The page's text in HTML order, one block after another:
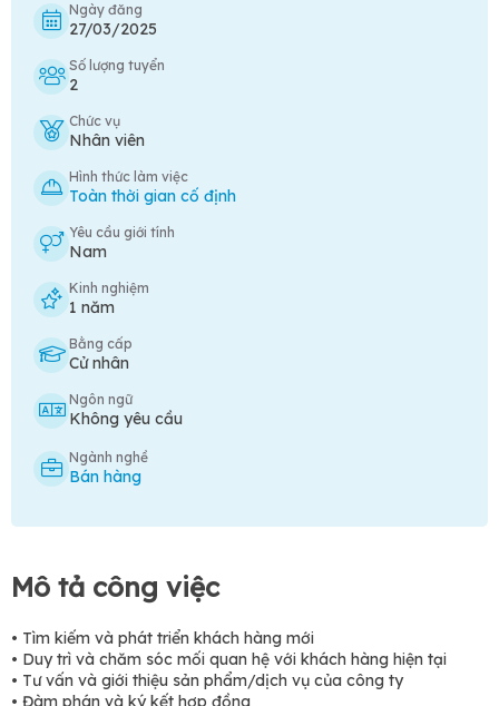
Ngày đăng
27/03/2025
Số lượng tuyển
2
Chức vụ
Nhân viên
Hình thức làm việc
Toàn thời gian cố định
Yêu cầu giới tính
Nam
Kinh nghiệm
1 năm
Bằng cấp
Cử nhân
Ngôn ngữ
Không yêu cầu
Ngành nghề
Bán hàng
Mô tả công việc
• Tìm kiếm và phát triển khách hàng mới
• Duy trì và chăm sóc mối quan hệ với khách hàng hiện tại
• Tư vấn và giới thiệu sản phẩm/dịch vụ của công ty
• Đàm phán và ký kết hợp đồng